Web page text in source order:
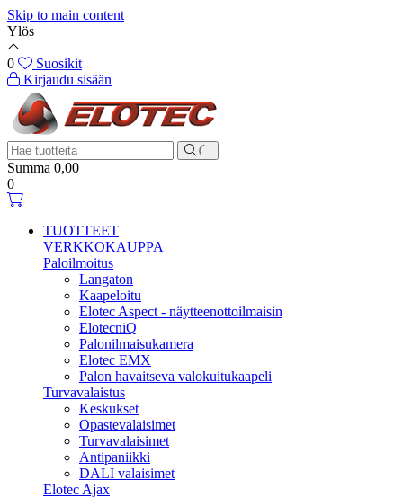
Skip to main content
Ylös
0
Suosikit
Kirjaudu sisään
Summa 0,00
0
TUOTTEET
VERKKOKAUPPA
Paloilmoitus
Langaton
Kaapeloitu
Elotec Aspect - näytteenottoilmaisin
ElotecniQ
Palonilmaisukamera
Elotec EMX
Palon havaitseva valokuitukaapeli
Turvavalaistus
Keskukset
Opastevalaisimet
Turvavalaisimet
Antipaniikki
DALI valaisimet
Elotec Ajax